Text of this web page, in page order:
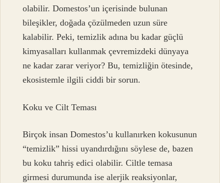
olabilir. Domestos’un içerisinde bulunan
bileşikler, doğada çözülmeden uzun süre
kalabilir. Peki, temizlik adına bu kadar güçlü
kimyasalları kullanmak çevremizdeki dünyaya
ne kadar zarar veriyor? Bu, temizliğin ötesinde,
ekosistemle ilgili ciddi bir sorun.
Koku ve Cilt Teması
Birçok insan Domestos’u kullanırken kokusunun
“temizlik” hissi uyandırdığını söylese de, bazen
bu koku tahriş edici olabilir. Ciltle temasa
girmesi durumunda ise alerjik reaksiyonlar,